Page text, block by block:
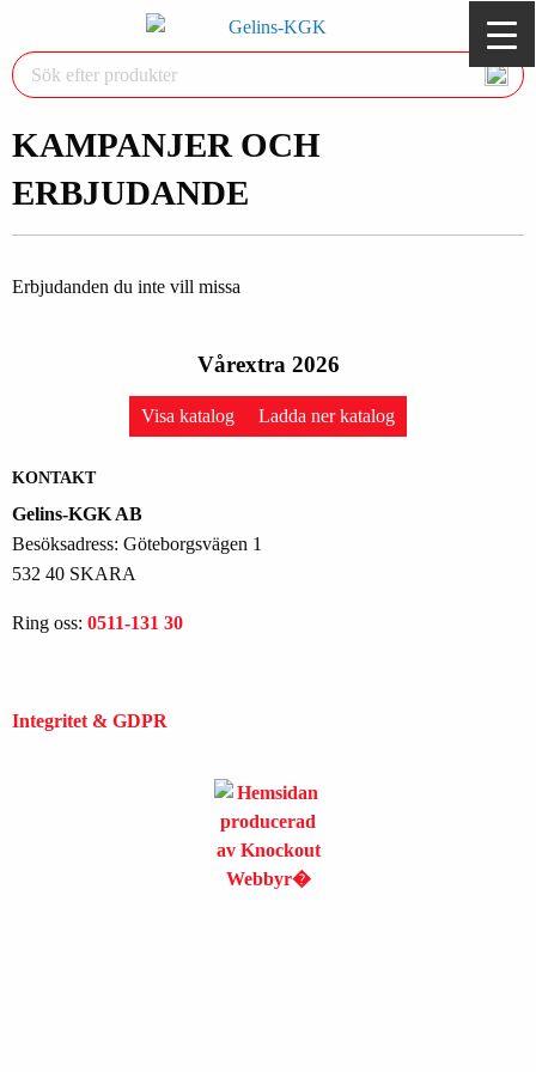
KAMPANJER OCH
ERBJUDANDE
Erbjudanden du inte vill missa
Vårextra 2026
Visa katalog Ladda ner katalog
KONTAKT
Gelins-KGK AB
Besöksadress: Göteborgsvägen 1
532 40 SKARA
Ring oss: 0511-131 30
Integritet & GDPR